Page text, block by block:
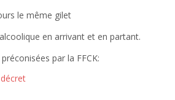
le même gilet
en arrivant et en partant.
par la FFCK: